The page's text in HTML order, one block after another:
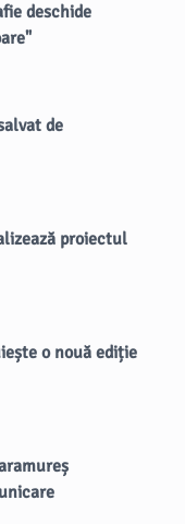
deschide
de
proiectul
o nouă ediție